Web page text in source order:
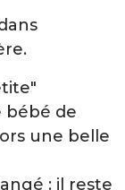
bébé de
une belle
: il reste